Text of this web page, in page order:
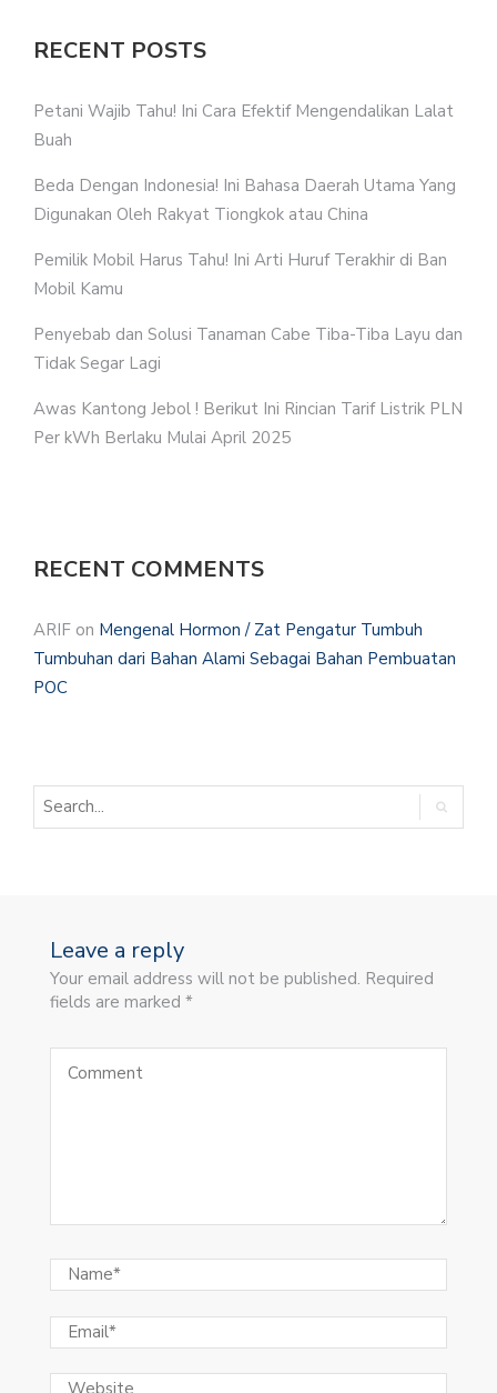
RECENT POSTS
Petani Wajib Tahu! Ini Cara Efektif Mengendalikan Lalat
Buah
Beda Dengan Indonesia! Ini Bahasa Daerah Utama Yang
Digunakan Oleh Rakyat Tiongkok atau China
Pemilik Mobil Harus Tahu! Ini Arti Huruf Terakhir di Ban
Mobil Kamu
Penyebab dan Solusi Tanaman Cabe Tiba-Tiba Layu dan
Tidak Segar Lagi
Awas Kantong Jebol ! Berikut Ini Rincian Tarif Listrik PLN
Per kWh Berlaku Mulai April 2025
RECENT COMMENTS
ARIF on Mengenal Hormon / Zat Pengatur Tumbuh
Tumbuhan dari Bahan Alami Sebagai Bahan Pembuatan
POC
Leave a reply
Your email address will not be published. Required
fields are marked *